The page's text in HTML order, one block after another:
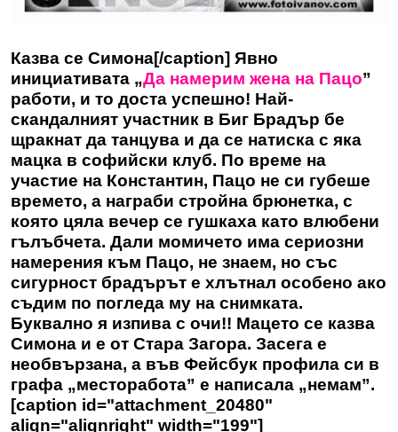
Казва се Симона[/caption] Явно
инициативата „Да намерим жена на Пацо”
работи, и то доста успешно! Най-
скандалният участник в Биг Брадър бе
щракнат да танцува и да се натиска с яка
мацка в софийски клуб. По време на
участие на Константин, Пацо не си губеше
времето, а награби стройна брюнетка, с
която цяла вечер се гушкаха като влюбени
гълъбчета. Дали момичето има сериозни
намерения към Пацо, не знаем, но със
сигурност брадърът е хлътнал особено ако
съдим по погледа му на снимката.
Буквално я изпива с очи!! Мацето се казва
Симона и е от Стара Загора. Засега е
необвързана, а във Фейсбук профила си в
графа „месторабота” е написала „немам”.
[caption id="attachment_20480"
align="alignright" width="199"]